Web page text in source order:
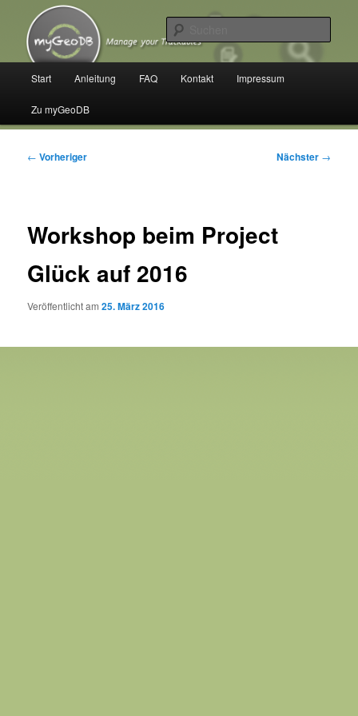
primären
springenmyGeoDB
Manage your Trackables
Start Anleitung FAQ Kontakt Impressum
Zu myGeoDB
Beitragsnavigation
← Vorheriger Nächster →
Workshop beim Project
Glück auf 2016
Veröffentlicht am25. März 2016